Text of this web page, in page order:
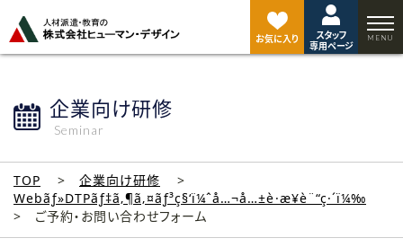
お気に入り
スタッフ
専用ページ
企業向け研修
Seminar
TOP
企業向け研修
Webãƒ»DTPãƒ‡ã‚¶ã‚¤ãƒ³ç§‘ï¼ˆå…¬å…±è·æ¥­è¨“ç·´ï¼‰
ご予約・お問い合わせフォーム
ジ
ト